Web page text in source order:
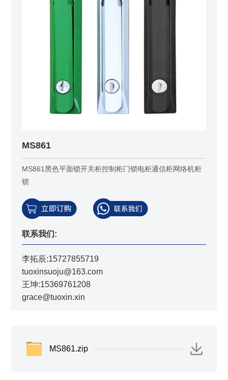
MS861
MS861黑色平面锁开关柜控制柜门锁电柜通信柜网络机柜
锁
联系我们:
李拓辰:15727855719
tuoxinsuoju@163.com
王坤:15369761208
grace@tuoxin.xin
MS861.zip